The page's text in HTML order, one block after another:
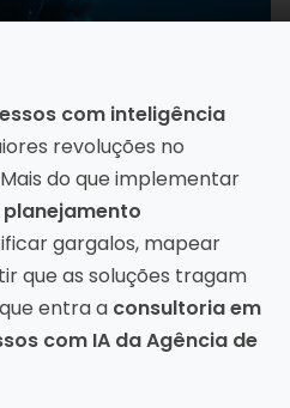
com inteligência
revoluções no
do que implementar
planejamento
gargalos, mapear
que as soluções tragam
entra a consultoria em
com IA da Agência de